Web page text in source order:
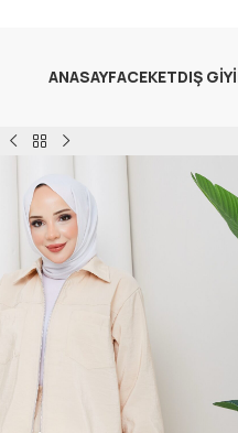
ANASAYFACEKETDIŞ